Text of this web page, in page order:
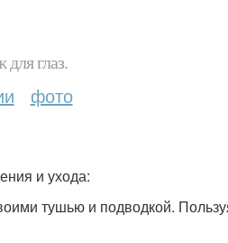
глаз.
фото
и ухода:
тушью и подводкой.